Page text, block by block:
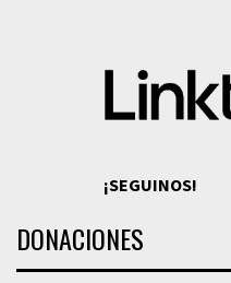
¡SEGUINOS!
DONACIONES